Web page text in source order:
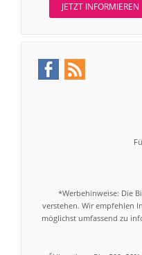
JETZT INFORMIEREN
*Werbehinweise: Die
verstehen. Wir empfehlen
möglichst umfassend zu